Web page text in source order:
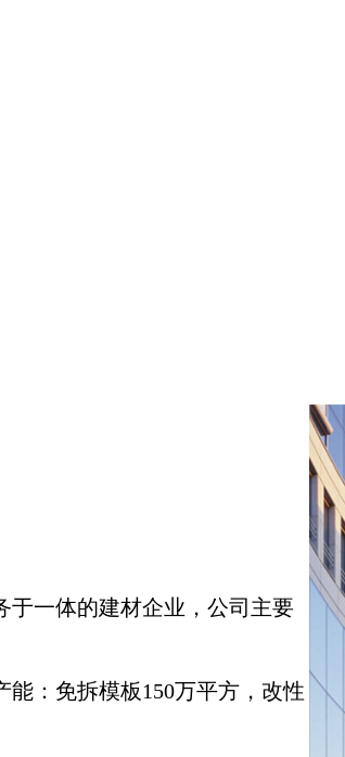
一体的建材企业，公司主要
：免拆模板150万平方，改性